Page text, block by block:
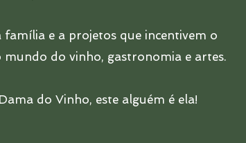
família e a projetos que incentivem o
mundo do vinho, gastronomia e artes.
do Vinho, este alguém é ela!